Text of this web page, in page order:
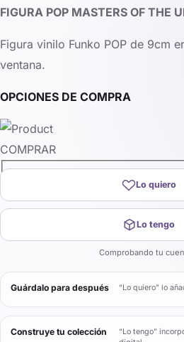
FIGURA POP MASTERS OF THE
Figura vinilo Funko POP de 9cm
ventana.
OPCIONES DE COMPRA
COMPRAR
Lo quiero
Lo tengo
Comprobando tu
Guárdalo para después “Lo quiero” lo
Construye tu colección
“Lo tengo”